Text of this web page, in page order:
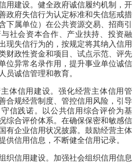
用建设。健全政府诚信履约机制，开
政府失信行为认定标准和失信惩戒措
下属单位）在公共资源交易、招商引
社会资本合作、产业扶持、投资融
现失信行为的，按规定将其纳入信用
财政性资金和项目、试点示范、评先
位异常名录作用，提升事业单位诚信
员诚信管理和教育。
主体信用建设。强化经营主体信用管
合规经营制度、管控信用风险，引导
信践诺。以公共信用综合评价为基
综合评价体系。在确保保密和敏感信
有企业信用状况披露。鼓励经营主体
供信用信息，不断健全信用记录。
织信用建设。加强社会组织信用信息